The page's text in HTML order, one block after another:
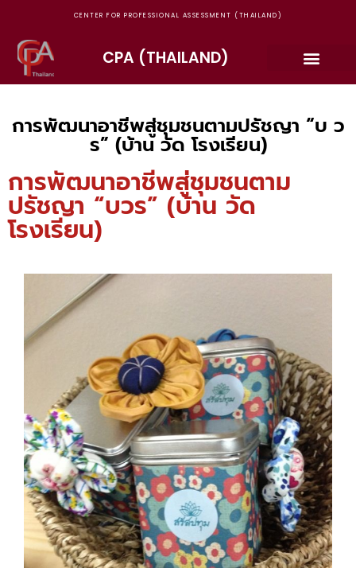
CENTER FOR PROFESSIONAL ASSESSMENT (THAILAND)
CPA (THAILAND)
การพัฒนาอาชีพสู่ชุมชนตามปรัชญา “บ ว
ร” (บ้าน วัด โรงเรียน)
การพัฒนาอาชีพสู่ชุมชนตาม
ปรัชญา “บวร” (บ้าน วัด
โรงเรียน)